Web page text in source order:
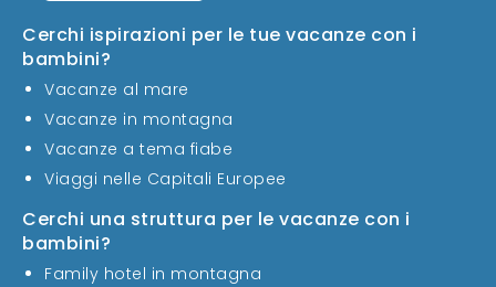
Cerchi ispirazioni per le tue vacanze con i
bambini?
Vacanze al mare
Vacanze in montagna
Vacanze a tema fiabe
Viaggi nelle Capitali Europee
Cerchi una struttura per le vacanze con i
bambini?
Family hotel in montagna